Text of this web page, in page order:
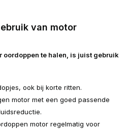
van motor
oordoppen te halen, is juist gebruik
ook bij korte ritten.
motor met een goed passende
motor regelmatig voor